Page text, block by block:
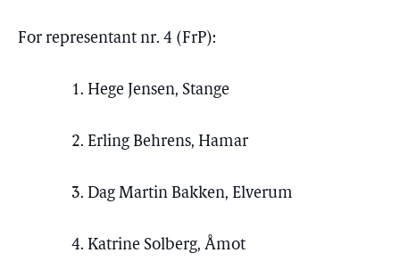
For representant nr. 4 (FrP):
1. Hege Jensen, Stange
2. Erling Behrens, Hamar
3. Dag Martin Bakken, Elverum
4. Katrine Solberg, Åmot